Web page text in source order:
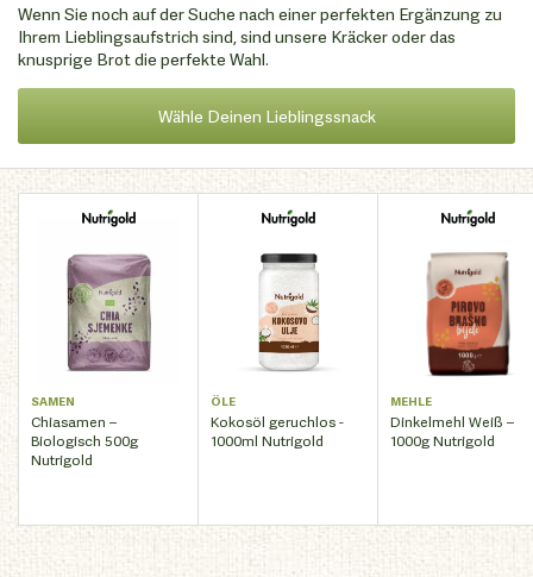
Wenn Sie noch auf der Suche nach einer perfekten Ergänzung zu
Ihrem Lieblingsaufstrich sind, sind unsere Kräcker oder das
knusprige Brot die perfekte Wahl.
Wähle Deinen Lieblingssnack
SAMEN
Chiasamen –
Biologisch 500g
Nutrigold
ÖLE
Kokosöl geruchlos -
1000ml Nutrigold
MEHLE
Dinkelmehl Weiß –
1000g Nutrigold